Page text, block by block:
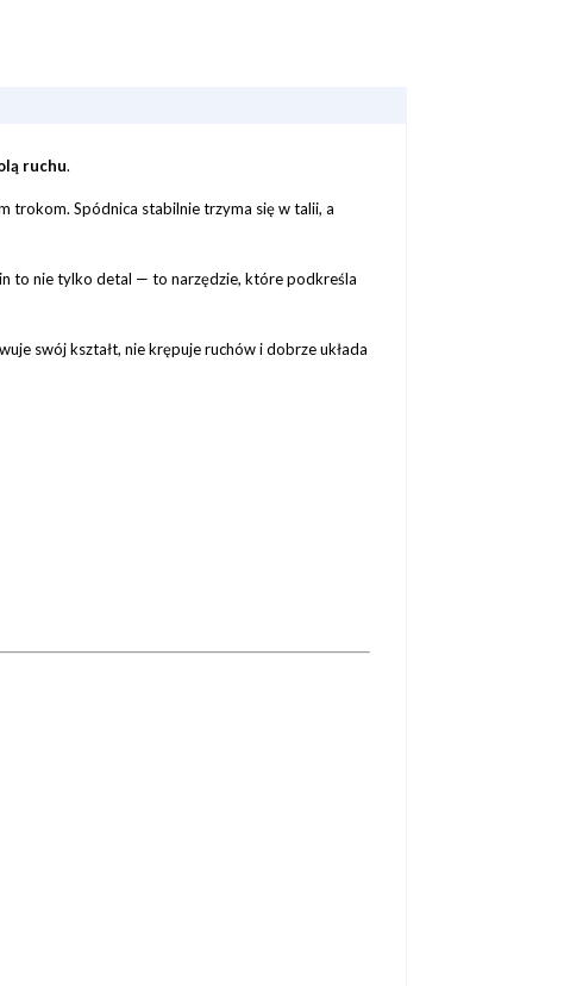
ruchu.
trokom. Spódnica stabilnie trzyma się w talii, a
to nie tylko detal — to narzędzie, które podkreśla
swój kształt, nie krępuje ruchów i dobrze układa